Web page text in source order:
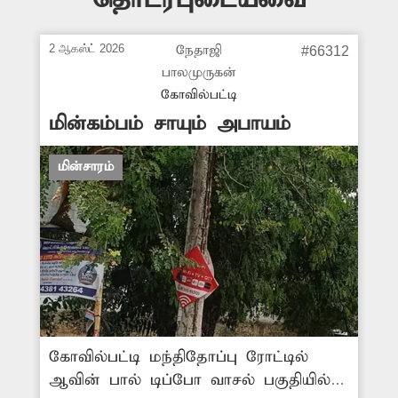
2 ஆகஸ்ட் 2026
நேதாஜி
பாலமுருகன்
கோவில்பட்டி
#66312
மின்கம்பம் சாயும் அபாயம்
மின்சாரம்
கோவில்பட்டி மந்திதோப்பு ரோட்டில்
ஆவின் பால் டிப்போ வாசல் பகுதியில்